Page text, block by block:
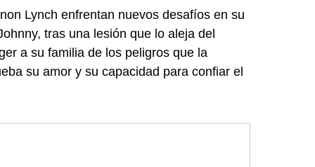
Lynch enfrentan nuevos desafíos en su
tras una lesión que lo aleja del
a su familia de los peligros que la
su amor y su capacidad para confiar el